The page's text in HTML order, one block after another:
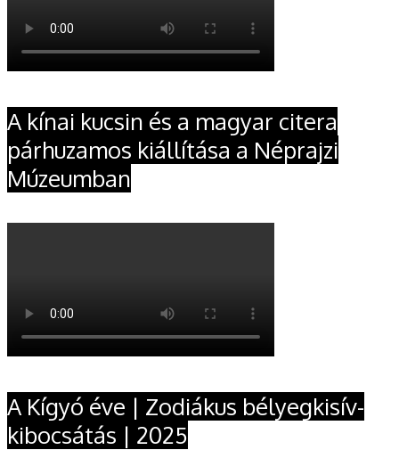
A kínai kucsin és a magyar citera
párhuzamos kiállítása a Néprajzi
Múzeumban
A Kígyó éve | Zodiákus bélyegkisív-
kibocsátás | 2025